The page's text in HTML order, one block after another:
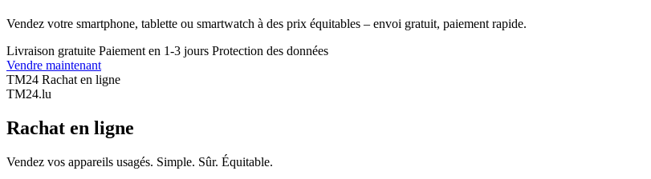
Vendez votre smartphone, tablette ou smartwatch à des prix équitables – envoi gratuit, paiement rapide.
Livraison gratuite Paiement en 1-3 jours Protection des données
Vendre maintenant
TM24 Rachat en ligne
TM24.lu
Rachat en ligne
Vendez vos appareils usagés. Simple. Sûr. Équitable.